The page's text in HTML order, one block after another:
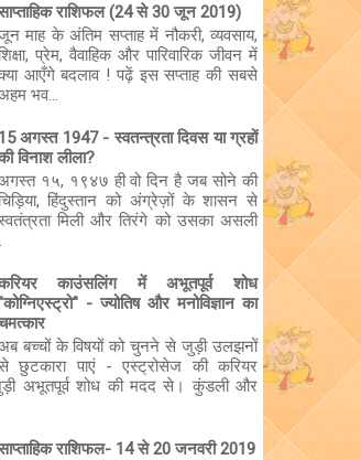
राशिफल (24 से 30 जून 2019)
माह के अंतिम सप्ताह में नौकरी, व्यवसाय,
प्रेम, वैवाहिक और पारिवारिक जीवन में
आएँगे बदलाव ! पढ़ें इस सप्ताह की सबसे
भव...
15 अगस्त 1947 - स्वतन्त्रता दिवस या ग्रहों
विनाश लीला?
१५, १९४७ ही वो दिन है जब सोने की
हिंदुस्तान को अंग्रेज़ों के शासन से
मिली और तिरंगे को उसका असली
काउंसलिंग में अभूतपूर्व शोध
- ज्योतिष और मनोविज्ञान का
बच्चों के विषयों को चुनने से जुड़ी उलझनों
छुटकारा पाएं - एस्ट्रोसेज की करियर
अभूतपूर्व शोध की मदद से। कुंडली और
राशिफल- 14 से 20 जनवरी 2019